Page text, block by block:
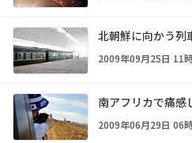
北朝鮮に向かう
2009年09月25日 11
南アフリカで痛感
2009年06月29日 06